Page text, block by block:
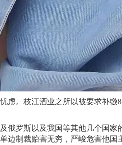
。枝江酒业之所以被要求补缴
罗斯以及我国等其他几个国家
边制裁贻害无穷，严峻危害他国